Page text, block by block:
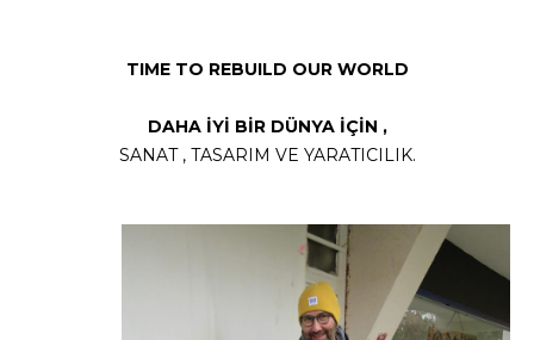
TIME TO REBUILD OUR WORLD
DAHA İYİ BİR DÜNYA İÇİN ,
SANAT , TASARIM VE YARATICILIK.